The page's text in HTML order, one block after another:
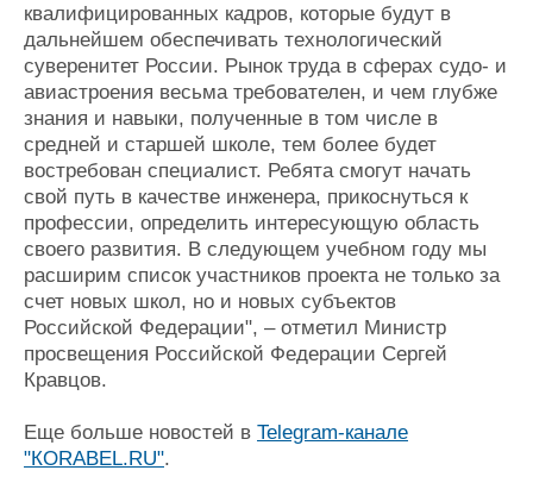
квалифицированных кадров, которые будут в
дальнейшем обеспечивать технологический
суверенитет России. Рынок труда в сферах судо- и
авиастроения весьма требователен, и чем глубже
знания и навыки, полученные в том числе в
средней и старшей школе, тем более будет
востребован специалист. Ребята смогут начать
свой путь в качестве инженера, прикоснуться к
профессии, определить интересующую область
своего развития. В следующем учебном году мы
расширим список участников проекта не только за
счет новых школ, но и новых субъектов
Российской Федерации", – отметил Министр
просвещения Российской Федерации Сергей
Кравцов.
Еще больше новостей в Telegram-канале
"КORABEL.RU".